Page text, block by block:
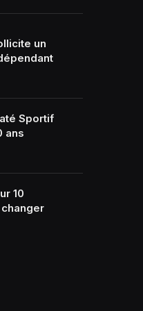
un
Sportif
ans
10